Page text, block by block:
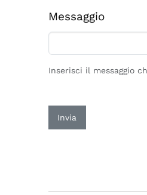
Messaggio
Inserisci il messaggio
Invia